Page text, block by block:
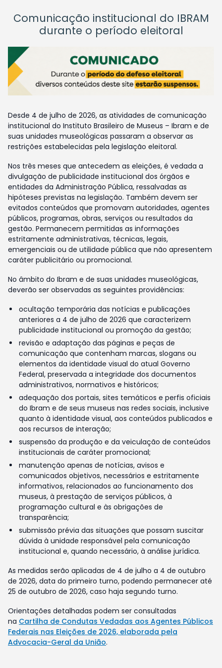
Comunicação institucional do IBRAM
durante o período eleitoral
Desde 4 de julho de 2026, as atividades de comunicação
institucional do Instituto Brasileiro de Museus – Ibram e de
suas unidades museológicas passaram a observar as
restrições estabelecidas pela legislação eleitoral.
Nos três meses que antecedem as eleições, é vedada a
divulgação de publicidade institucional dos órgãos e
entidades da Administração Pública, ressalvadas as
hipóteses previstas na legislação. Também devem ser
evitados conteúdos que promovam autoridades, agentes
públicos, programas, obras, serviços ou resultados da
gestão. Permanecem permitidas as informações
estritamente administrativas, técnicas, legais,
emergenciais ou de utilidade pública que não apresentem
caráter publicitário ou promocional.
No âmbito do Ibram e de suas unidades museológicas,
deverão ser observadas as seguintes providências:
ocultação temporária das notícias e publicações
anteriores a 4 de julho de 2026 que caracterizem
publicidade institucional ou promoção da gestão;
revisão e adaptação das páginas e peças de
comunicação que contenham marcas, slogans ou
elementos da identidade visual do atual Governo
Federal, preservada a integridade dos documentos
administrativos, normativos e históricos;
adequação dos portais, sites temáticos e perfis oficiais
do Ibram e de seus museus nas redes sociais, inclusive
quanto à identidade visual, aos conteúdos publicados e
aos recursos de interação;
suspensão da produção e da veiculação de conteúdos
institucionais de caráter promocional;
manutenção apenas de notícias, avisos e
comunicados objetivos, necessários e estritamente
informativos, relacionados ao funcionamento dos
museus, à prestação de serviços públicos, à
programação cultural e às obrigações de
transparência;
submissão prévia das situações que possam suscitar
dúvida à unidade responsável pela comunicação
institucional e, quando necessário, à análise jurídica.
As medidas serão aplicadas de 4 de julho a 4 de outubro
de 2026, data do primeiro turno, podendo permanecer até
25 de outubro de 2026, caso haja segundo turno.
Orientações detalhadas podem ser consultadas
na Cartilha de Condutas Vedadas aos Agentes Públicos
Federais nas Eleições de 2026, elaborada pela
Advocacia-Geral da União.